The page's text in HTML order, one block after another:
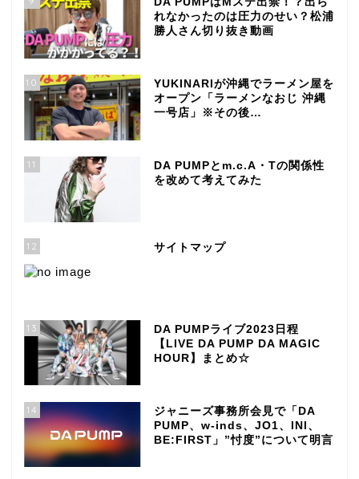
れなかったのは圧力のせい？松浦
勝人さん切り抜き動画
10
YUKINARIが沖縄でラーメン屋を
オープン「ラーメンなおじ 沖縄
一号店」※その後…
11
DA PUMPとm.c.A・Tの関係性
を改めて考えてみた
12 サイトマップ
13
DA PUMPライブ2023日程
【LIVE DA PUMP DA MAGIC
HOUR】まとめ☆
14
ジャニーズ事務所会見で「DA
PUMP、w-inds、JO1、INI、
BE:FIRST」”忖度”について明言